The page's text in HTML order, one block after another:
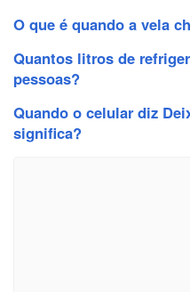
O que é quando a vela
Quantos litros de
pessoas?
Quando o celular diz
significa?